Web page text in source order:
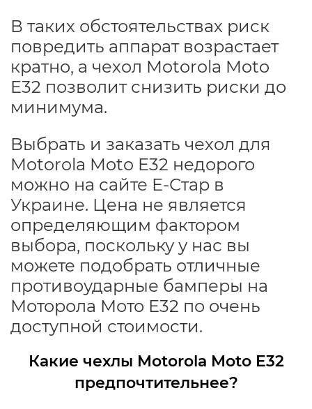
В таких обстоятельствах риск
повредить аппарат возрастает
кратно, а чехол Motorola Moto
E32 позволит снизить риски до
минимума.
Выбрать и заказать чехол для
Motorola Moto E32 недорого
можно на сайте Е-Стар в
Украине. Цена не является
определяющим фактором
выбора, поскольку у нас вы
можете подобрать отличные
противоударные бамперы на
Моторола Мото Е32 по очень
доступной стоимости.
Какие чехлы Motorola Moto E32
предпочтительнее?